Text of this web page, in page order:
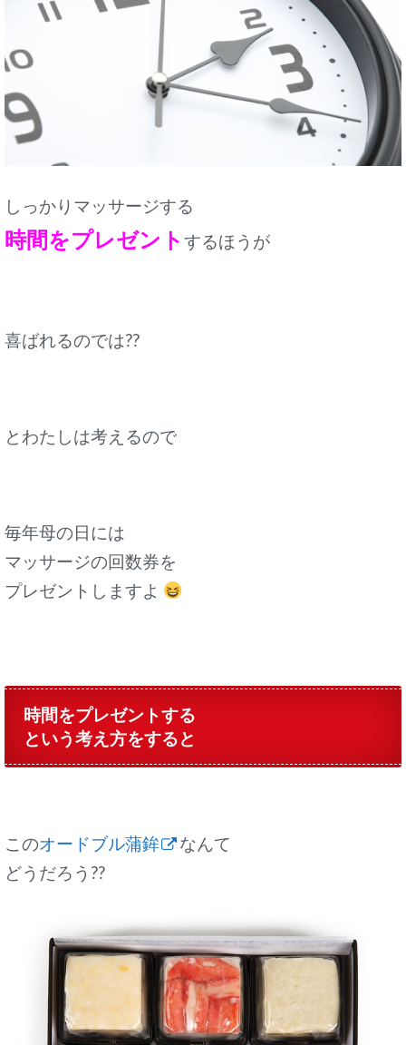
しっかり マッサージする
時間をプレゼント するほうが
喜ばれるのでは??
とわたしは考えるので
毎年母の日には
マッサージの回数券を
プレゼントしますよ
時間をプレゼントする
という考え方をすると
このオードブル蒲鉾
なんて
どうだろう??